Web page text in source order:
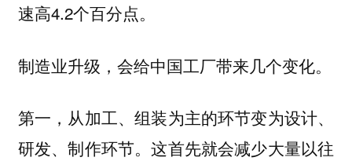
速高4.2个百分点。
制造业升级，会给中国工厂带来几个变化。
第一， 从加工、组装为主的环节变为设计、
研发、制作环节。这首先就会减少大量以往